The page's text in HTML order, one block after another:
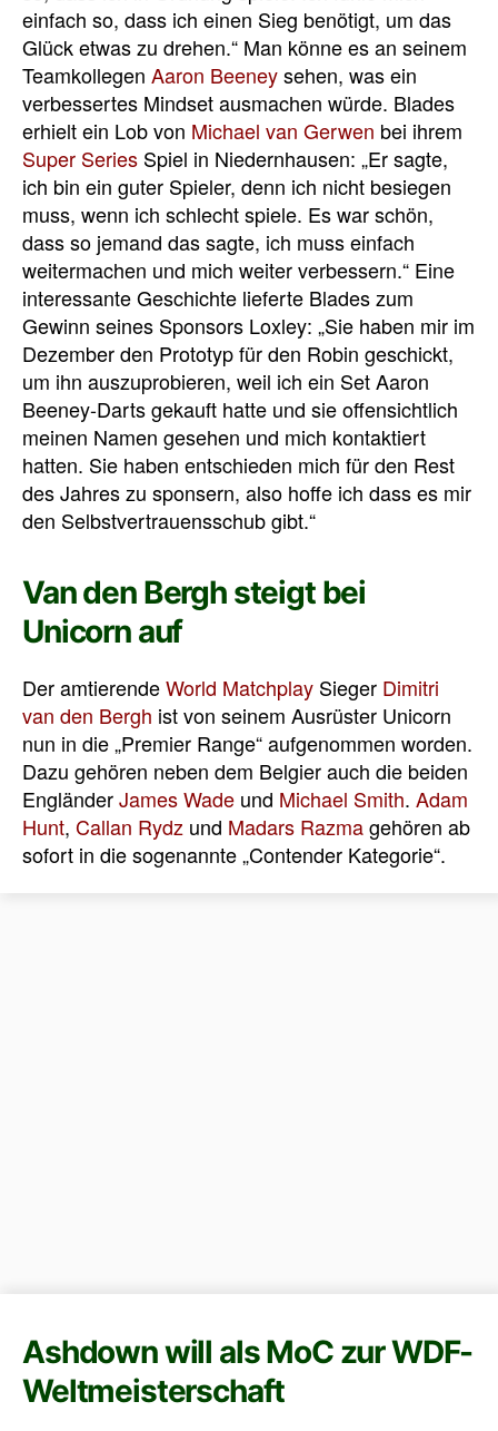
einfach so, dass ich einen Sieg benötigt, um das
Glück etwas zu drehen.“ Man könne es an seinem
Teamkollegen Aaron Beeneysehen, was ein
verbessertes Mindset ausmachen würde. Blades
erhielt ein Lob von Michael van Gerwen bei ihrem
Super Series Spiel in Niedernhausen: „Er sagte,
ich bin ein guter Spieler, denn ich nicht besiegen
muss, wenn ich schlecht spiele. Es war schön,
dass so jemand das sagte, ich muss einfach
weitermachen und mich weiter verbessern.“ Eine
interessante Geschichte lieferte Blades zum
Gewinn seines Sponsors Loxley: „Sie haben mir im
Dezember den Prototyp für den Robin geschickt,
um ihn auszuprobieren, weil ich ein Set Aaron
Beeney-Darts gekauft hatte und sie offensichtlich
meinen Namen gesehen und mich kontaktiert
hatten. Sie haben entschieden mich für den Rest
des Jahres zu sponsern, also hoffe ich dass es mir
den Selbstvertrauensschub gibt.“
Van den Bergh steigt bei
Unicorn auf
Der amtierendeWorld Matchplay Sieger Dimitri
van den Bergh ist von seinem Ausrüster Unicorn
nun in die „Premier Range“ aufgenommen worden.
Dazu gehören neben dem Belgier auch die beiden
EngländerJames Wade und Michael Smith. Adam
Hunt, Callan Rydz und Madars Razmagehören ab
sofort in die sogenannte „Contender Kategorie“.
Ashdown will als MoC zur WDF-
Weltmeisterschaft